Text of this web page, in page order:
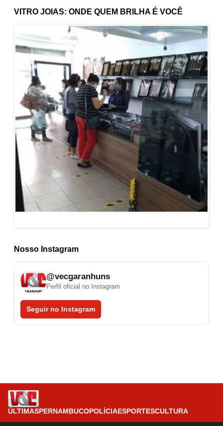
Nosso Instagram
@vecgaranhuns
Perfil oficial no Instagram
Seguir no Instagram
VITRO JOIAS: ONDE QUEM BRILHA É VOCÊ
ÚLTIMASPERNAMBUCOPOLÍCIAESPORTESCULTURA